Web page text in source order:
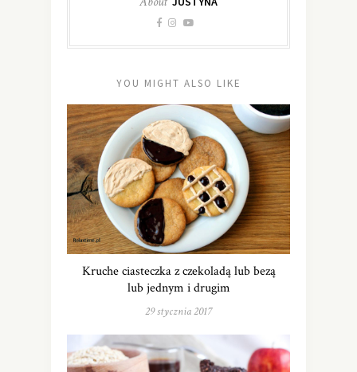
YOU MIGHT ALSO LIKE
Kruche ciasteczka z czekoladą lub bezą
lub jednym i drugim
29 stycznia 2017